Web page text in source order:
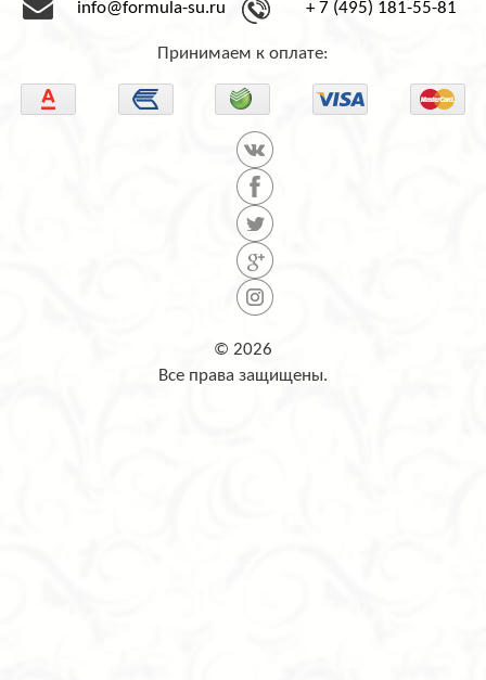
info@formula-su.ru + 7 (495) 181-55-81
Принимаем к оплате:
© 2026
Все права защищены.